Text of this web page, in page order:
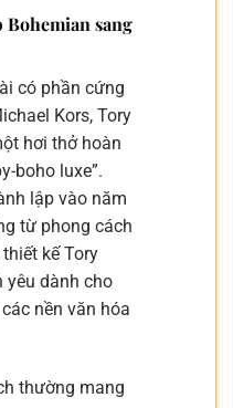
Bohemian sang
có phần cứng
Kors, Tory
hơi thở hoàn
boho luxe”.
lập vào năm
từ phong cách
kế Tory
yêu dành cho
nền văn hóa
thường mang